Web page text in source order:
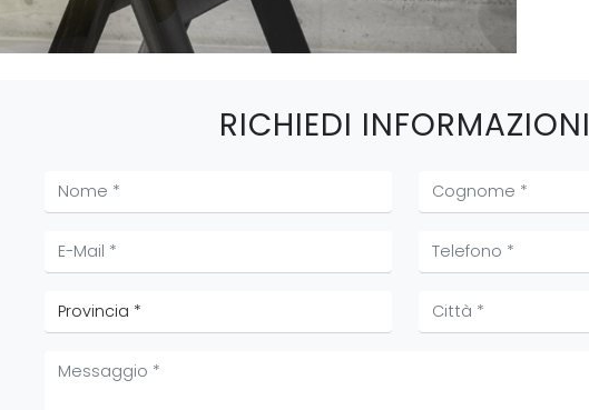
RICHIEDI INFORMAZIONI